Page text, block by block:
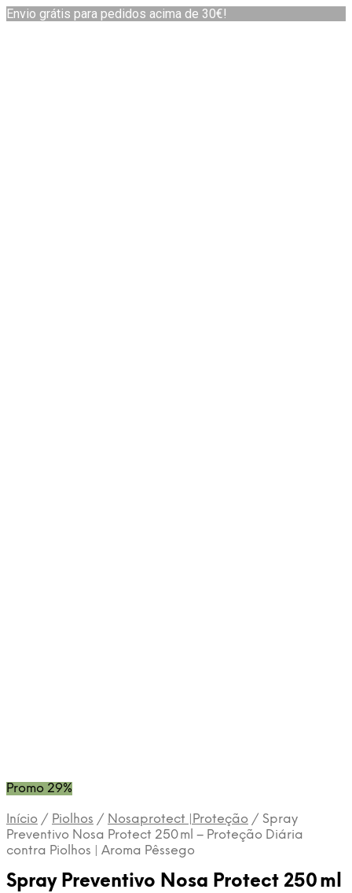
Envio grátis para pedidos acima de 30€!
Promo 29%
Início / Piolhos / Nosaprotect |Proteção / Spray
Preventivo Nosa Protect 250 ml – Proteção Diária
contra Piolhos | Aroma Pêssego
Spray Preventivo Nosa Protect 250 ml